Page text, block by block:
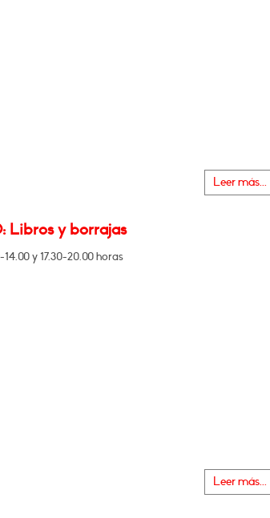
Leer más...
Libros y borrajas
y 17.30-20.00 horas
Leer más...